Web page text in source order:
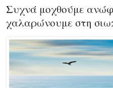
Συχνά μοχθούμε
χαλαρώνουμε στη